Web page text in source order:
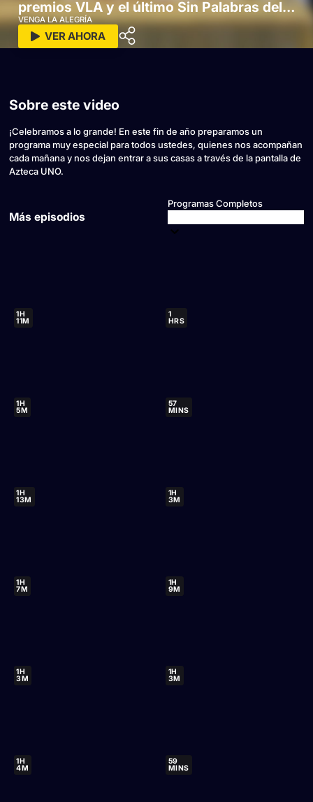
premios VLA y el último Sin Palabras del
2025
VENGA LA ALEGRÍA
VER AHORA
Sobre este video
¡Celebramos a lo grande! En este fin de año preparamos un
programa muy especial para todos ustedes, quienes nos acompañan
cada mañana y nos dejan entrar a sus casas a través de la pantalla de
Azteca UNO.
Más episodios
Programas Completos
1H
11M
1
HRS
1H
5M
57
MINS
1H
13M
1H
3M
1H
7M
1H
9M
1H
3M
1H
3M
1H
4M
59
MINS